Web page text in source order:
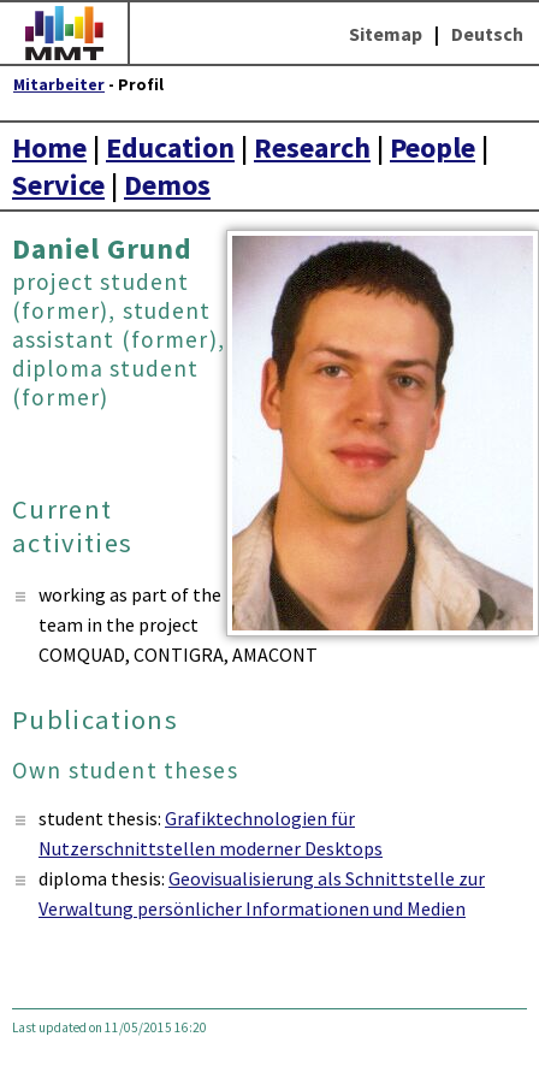
Sitemap | Deutsch
Mitarbeiter - Profil
Home | Education | Research | People |
Service | Demos
Daniel Grund
project student
(former), student
assistant (former),
diploma student
(former)
Current
activities
working as part of the
team in the project
COMQUAD, CONTIGRA, AMACONT
Publications
Own student theses
student thesis: Grafiktechnologien für
Nutzerschnittstellen moderner Desktops
diploma thesis: Geovisualisierung als Schnittstelle zur
Verwaltung persönlicher Informationen und Medien
Last updated on 11/05/2015 16:20